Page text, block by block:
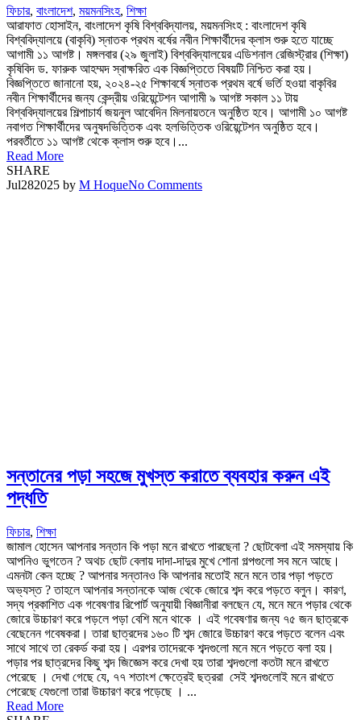
ফিচার, বাংলাদেশ, ময়মনসিংহ, শিক্ষা
আরাফাত হোসাইন, বাংলাদেশ কৃষি বিশ্ববিদ্যালয়, ময়মনসিংহ : বাংলাদেশ কৃষি
বিশ্ববিদ্যালয়ে (বাকৃবি) স্নাতক প্রথম বর্ষের নবীন শিক্ষার্থীদের ক্লাস শুরু হতে যাচ্ছে
আগামী ১১ আগষ্ট। মঙ্গলবার (২৯ জুলাই) বিশ্ববিদ্যালয়ের এডিশনাল রেজিস্ট্রার (শিক্ষা)
কৃষিবিদ ড. ফারুক আহম্মদ স্বাক্ষরিত এক বিজ্ঞপ্তিতে বিষয়টি নিশ্চিত করা হয়।
বিজ্ঞপ্তিতে জানানো হয়, ২০২৪-২৫ শিক্ষাবর্ষে স্নাতক প্রথম বর্ষে ভর্তি হওয়া বাকৃবির
নবীন শিক্ষার্থীদের জন্য কেন্দ্রীয় ওরিয়েন্টেশন আগামী ৯ আগষ্ট সকাল ১১ টায়
বিশ্ববিদ্যালয়ের শিল্পাচার্য জয়নুল আবেদিন মিলনায়তনে অনুষ্ঠিত হবে। আগামী ১০ আগষ্ট
নবাগত শিক্ষার্থীদের অনুষদভিত্তিক এবং হলভিত্তিক ওরিয়েন্টেশন অনুষ্ঠিত হবে।
পরবর্তীতে ১১ আগষ্ট থেকে ক্লাস শুরু হবে।...
Read More
SHARE
Jul282025 by M HoqueNo Comments
সন্তানের পড়া সহজে মুখস্ত করাতে ব্যবহার করুন এই
পদ্ধতি
ফিচার, শিক্ষা
জামাল হোসেন আপনার সন্তান কি পড়া মনে রাখতে পারছেনা ? ছোটবেলা এই সমস্যায় কি
আপনিও ভুগতেন ? অথচ ছোট বেলায় দাদা-দাদুর মুখে শোনা গল্পগুলো সব মনে আছে।
এমনটা কেন হচ্ছে ? আপনার সন্তানও কি আপনার মতোই মনে মনে তার পড়া পড়তে
অভ্যস্ত ? তাহলে আপনার সন্তানকে আজ থেকে জোরে শব্দ করে পড়তে বলুন। কারণ,
সদ্য প্রকাশিত এক গবেষণার রিপোর্ট অনুযায়ী বিজ্ঞানীরা বলছেন যে, মনে মনে পড়ার থেকে
জোরে উচ্চারণ করে পড়লে পড়া বেশি মনে থাকে । এই গবেষণার জন্য ৭৫ জন ছাত্রকে
বেছেনেন গবেষকরা। তারা ছাত্রদের ১৬০ টি শব্দ জোরে উচ্চারণ করে পড়তে বলেন এবং
সাথে সাথে তা রেকর্ড করা হয়। এরপর তাদেরকে শব্দগুলো মনে মনে পড়তে বলা হয়।
পড়ার পর ছাত্রদের কিছু শব্দ জিজ্ঞেস করে দেখা হয় তারা শব্দগুলো কতটা মনে রাখতে
পেরেছে । দেখা গেছে যে, ৭৭ শতাংশ ক্ষেত্রেই ছত্ররা সেই শব্দগুলোই মনে রাখতে
পেরেছে যেগুলো তারা উচ্চারণ করে পড়েছে । ...
Read More